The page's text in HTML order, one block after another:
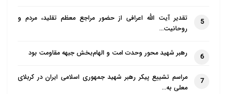
5
تقدیر آیت الله اعرافی از حضور مراجع معظم تقلید، مردم و
روحانیت…
6 رهبر شهید محور وحدت امت و الهام‌بخش جبهه مقاومت بود
7
مراسم تشییع پیکر رهبر شهید جمهوری اسلامی ایران در کربلای
معلی به…